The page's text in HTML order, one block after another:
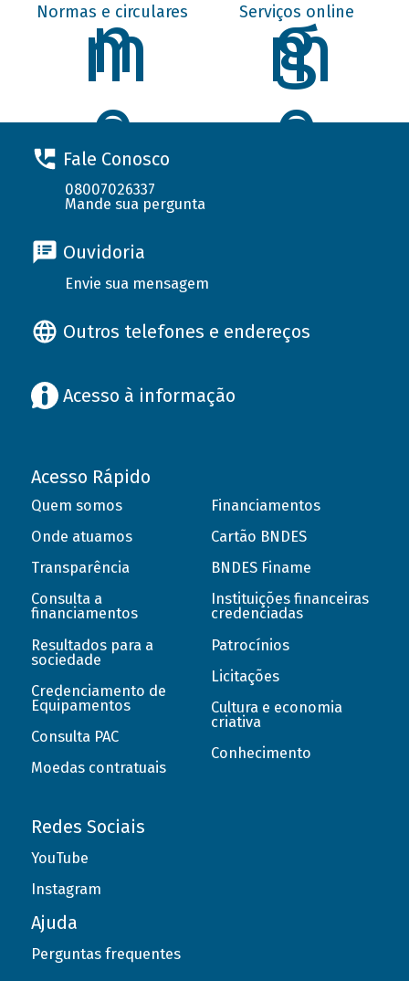
Normas e circulares Serviços online
Fale Conosco
08007026337
Mande sua pergunta
Ouvidoria
Envie sua mensagem
Outros telefones e endereços
Acesso à informação
Acesso Rápido
Quem somos
Onde atuamos
Transparência
Consulta a
financiamentos
Resultados para a
sociedade
Credenciamento de
Equipamentos
Consulta PAC
Moedas contratuais
Financiamentos
Cartão BNDES
BNDES Finame
Instituições financeiras
credenciadas
Patrocínios
Licitações
Cultura e economia
criativa
Conhecimento
Redes Sociais
YouTube
Instagram
Ajuda
Perguntas frequentes